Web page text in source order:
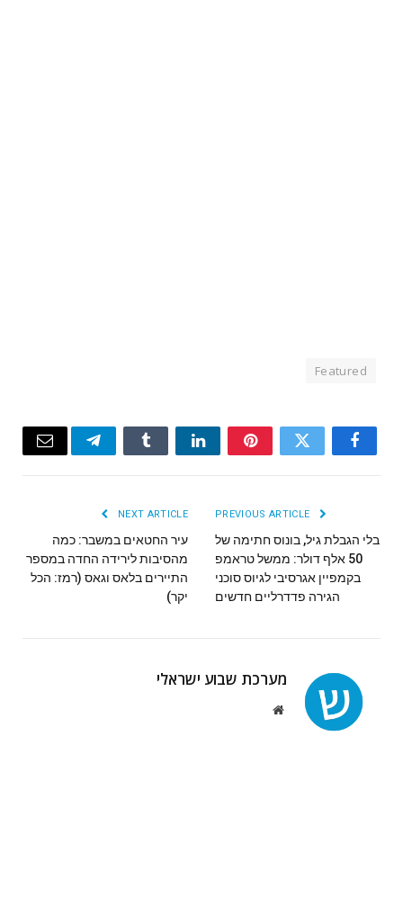
Featured
Facebook
Twitter
Pinterest
LinkedIn
Tumblr
Telegram
Email
בלי הגבלת גיל, בונוס חתימה של
50 אלף דולר: ממשל טראמפ
בקמפיין אגרסיבי לגיוס סוכני
הגירה פדדרליים חדשים
NEXT ARTICLE
עיר החטאים במשבר: כמה
מהסיבות לירידה החדה במספר
התיירים בלאס וגאס (רמז: הכל
יקר)
מערכת שבוע ישראלי
Website